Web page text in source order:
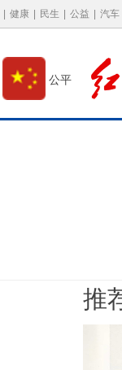
健康 民生 公益 汽车
公平
推